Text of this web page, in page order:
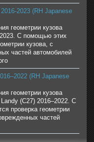
2023 (RH Japanese
геометрии кузова
С помощью этих
кузова, с
частей автомобилей
(RH Japanese
геометрии кузова
(C27) 2016–2022. С
проверка геометрии
частей